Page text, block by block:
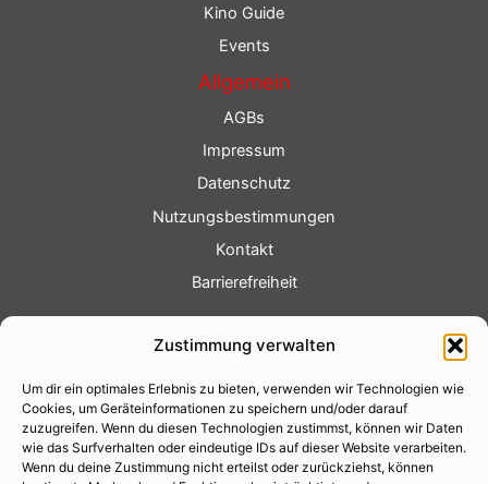
Zustimmung verwalten
Um dir ein optimales Erlebnis zu bieten, verwenden wir Technologien wie
Cookies, um Geräteinformationen zu speichern und/oder darauf
zuzugreifen. Wenn du diesen Technologien zustimmst, können wir Daten
wie das Surfverhalten oder eindeutige IDs auf dieser Website verarbeiten.
Wenn du deine Zustimmung nicht erteilst oder zurückziehst, können
Kino Guide
Events
Allgemein
AGBs
Impressum
Datenschutz
Nutzungsbestimmungen
Kontakt
Barrierefreiheit
Fotoservice
Videoservice
Werbung
Contenterstellung